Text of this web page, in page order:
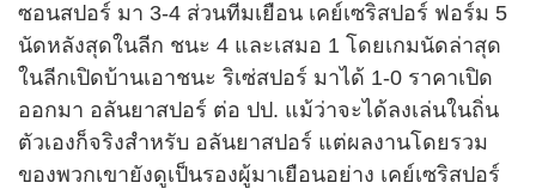
ซอนสปอร์ มา 3-4 ส่วนทีมเยือน เคย์เซริสปอร์ ฟอร์ม 5
นัดหลังสุดในลีก ชนะ 4 และเสมอ 1 โดยเกมนัดล่าสุด
ในลีกเปิดบ้านเอาชนะ ริเซ่สปอร์ มาได้ 1-0 ราคาเปิด
ออกมา อลันยาสปอร์ ต่อ ปป. แม้ว่าจะได้ลงเล่นในถิ่น
ตัวเองก็จริงสำหรับ อลันยาสปอร์ แต่ผลงานโดยรวม
ของพวกเขายังดูเป็นรองผู้มาเยือนอย่าง เคย์เซริสปอร์